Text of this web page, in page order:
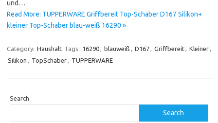
und…
Read More: TUPPERWARE Griffbereit Top-Schaber D167 Silikon+
kleiner Top-Schaber blau-weiß 16290 »
Category: Haushalt Tags: 16290, blauweiß , D167, Griffbereit, Kleiner,
Silikon , TopSchaber, TUPPERWARE
Search
Search